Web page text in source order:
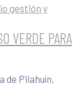
gestión y
VERDE PARA
de Pilahuín,